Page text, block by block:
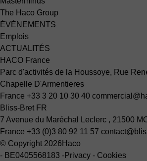
The Haco Group
ÉVÉNEMENTS
Emplois
ACTUALITÉS
HACO France
Parc d'activités de la Houssoye, Rue
Chapelle D'Armentieres
France +33 3 20 10 30 40
Bliss-Bret FR
7 Avenue du Maréchal Leclerc , 21500
France +33 (0)3 80 92 11 57
© Copyright 2026 Haco
- BE0405568183 -Privacy - Cookies